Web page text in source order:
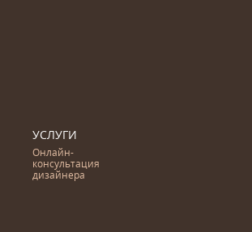
УСЛУГИ
Онлайн-
консультация
дизайнера